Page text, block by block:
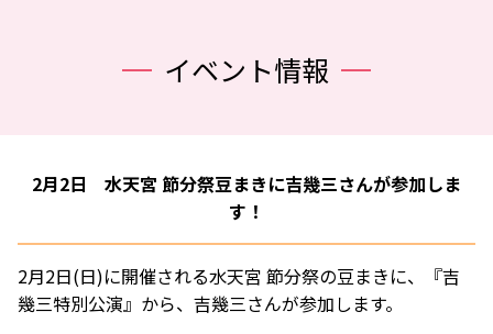
イベント情報
2月2日 水天宮 節分祭豆まきに吉幾三さんが参加しま
す！
2月2日(日)に開催される水天宮 節分祭の豆まきに、『吉
幾三特別公演』から、吉幾三さんが参加します。